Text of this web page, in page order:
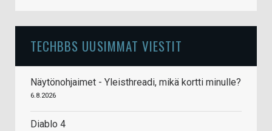
TECHBBS UUSIMMAT VIESTIT
Näytönohjaimet - Yleisthreadi, mikä kortti minulle?
6.8.2026
Diablo 4